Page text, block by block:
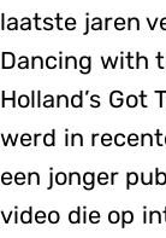
laatste jaren
Dancing with
Holland’s Got
werd in
een jonger
video die op